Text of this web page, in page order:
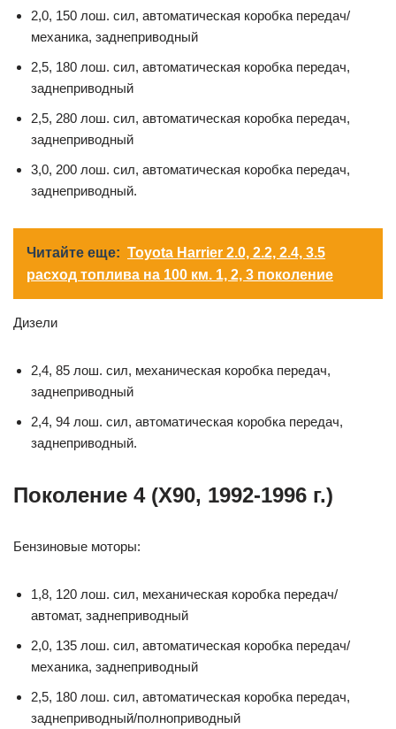
2,0, 150 лош. сил, автоматическая коробка передач/
механика, заднеприводный
2,5, 180 лош. сил, автоматическая коробка передач,
заднеприводный
2,5, 280 лош. сил, автоматическая коробка передач,
заднеприводный
3,0, 200 лош. сил, автоматическая коробка передач,
заднеприводный.
Читайте еще: Toyota Harrier 2.0, 2.2, 2.4, 3.5
расход топлива на 100 км. 1, 2, 3 поколение
Дизели
2,4, 85 лош. сил, механическая коробка передач,
заднеприводный
2,4, 94 лош. сил, автоматическая коробка передач,
заднеприводный.
Поколение 4 (X90, 1992-1996 г.)
Бензиновые моторы:
1,8, 120 лош. сил, механическая коробка передач/
автомат, заднеприводный
2,0, 135 лош. сил, автоматическая коробка передач/
механика, заднеприводный
2,5, 180 лош. сил, автоматическая коробка передач,
заднеприводный/полноприводный